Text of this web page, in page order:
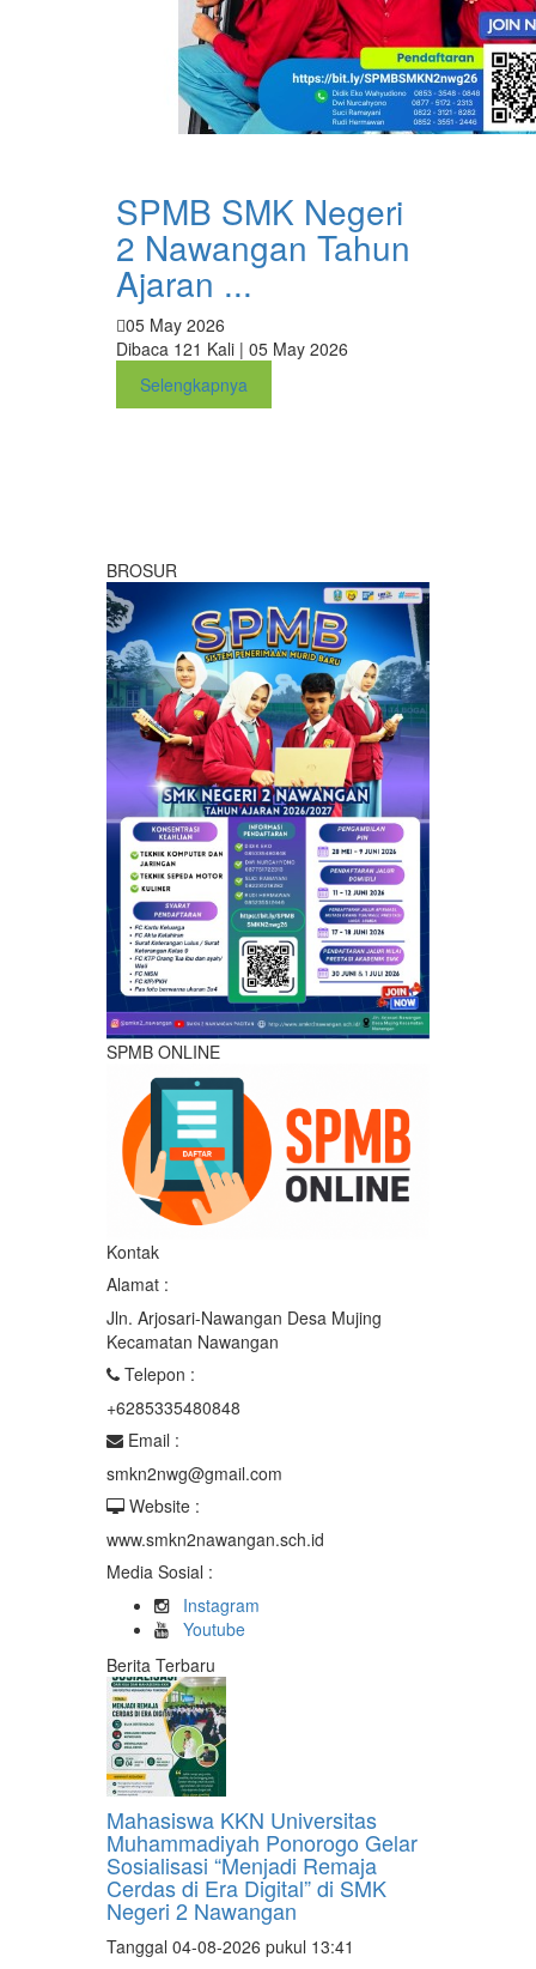
SPMB SMK Negeri
2 Nawangan Tahun
Ajaran ...
05 May 2026
Dibaca 121 Kali | 05 May 2026
Selengkapnya
BROSUR
SPMB ONLINE
Kontak
Alamat :
Jln. Arjosari-Nawangan Desa Mujing
Kecamatan Nawangan
Telepon :
+6285335480848
Email :
smkn2nwg@gmail.com
Website :
www.smkn2nawangan.sch.id
Media Sosial :
Instagram
Youtube
Berita Terbaru
Mahasiswa KKN Universitas
Muhammadiyah Ponorogo Gelar
Sosialisasi “Menjadi Remaja
Cerdas di Era Digital” di SMK
Negeri 2 Nawangan
Tanggal 04-08-2026 pukul 13:41